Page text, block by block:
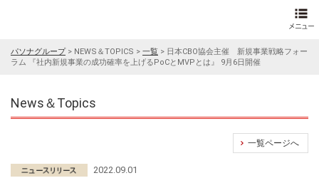
パソナグループ> NEWS＆TOPICS > 一覧 > 日本CBO協会主催 新規事業戦略フォー
ラム 『社内新規事業の成功確率を上げるPoCとMVPとは』 9月6日開催
News＆Topics
一覧ページへ
2022.09.01